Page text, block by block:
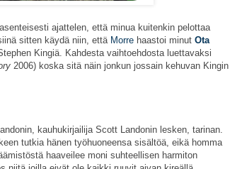
ajattelen, että minua kuitenkin pelottaa
sitten käydä niin, että Morre haastoi minut Ota
Kingiä. Kahdesta vaihtoehdosta luettavaksi
2006) koska sitä näin jonkun jossain kehuvan Kingin
kauhukirjailija Scott Landonin lesken, tarinan.
tutkia hänen työhuoneensa sisältöä, eikä homma
haaveilee moni suhteellisen harmiton